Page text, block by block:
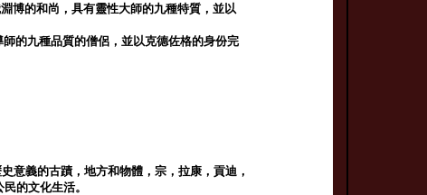
博的和尚，具有靈性大師的九種特質，並以
的九種品質的僧侶，並以克德佐格的身份完
意義的古蹟，地方和物體，宗，拉康，貢迪，
的文化生活。